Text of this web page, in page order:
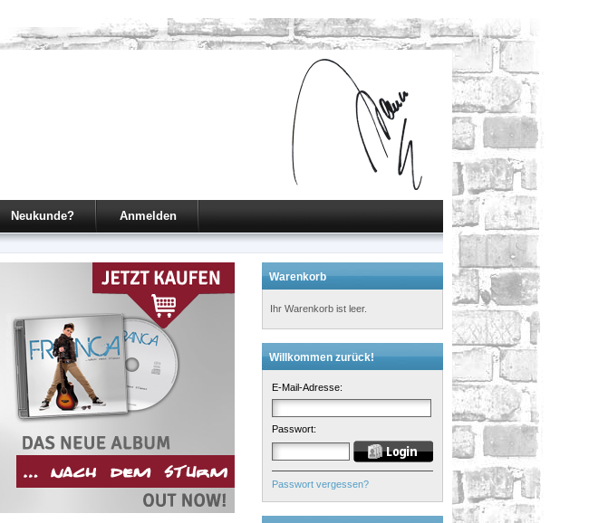
Neukunde? Anmelden
Warenkorb
Ihr Warenkorb ist leer.
Willkommen zurück!
E-Mail-Adresse:
Passwort:
Passwort vergessen?